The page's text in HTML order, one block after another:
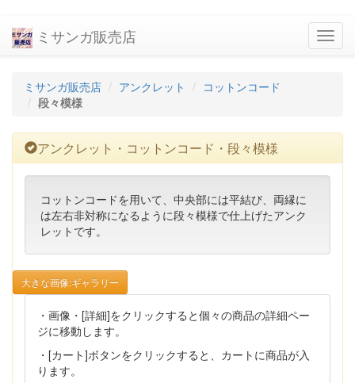
ミサンガ販売店
ミサンガ販売店 アンクレット
コットンコード
段々模様
アンクレット・コットンコード・段々模様
コットンコードを用いて、中央部には平結び、両縁に
は左右非対称になるように段々模様で仕上げたアンク
レットです。
大きな画像:ギャラリー
・画像・[詳細]をクリックすると個々の商品の詳細ペー
ジに移動します。
・[カート]ボタンをクリックすると、カートに商品が入
ります。